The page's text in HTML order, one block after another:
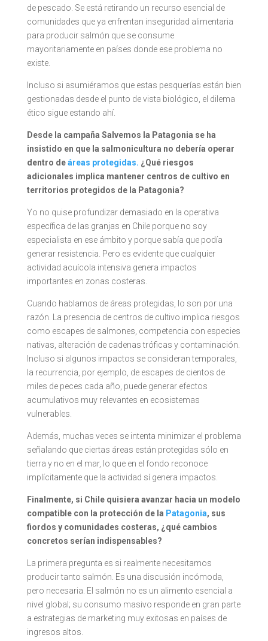
de pescado. Se está retirando un recurso esencial de
comunidades que ya enfrentan inseguridad alimentaria
para producir salmón que se consume
mayoritariamente en países donde ese problema no
existe.
Incluso si asumiéramos que estas pesquerías están bien
gestionadas desde el punto de vista biológico, el dilema
ético sigue estando ahí.
Desde la campaña Salvemos la Patagonia se ha
insistido en que la salmonicultura no debería operar
dentro deáreas protegidas. ¿Qué riesgos
adicionales implica mantener centros de cultivo en
territorios protegidos de la Patagonia?
Yo no quise profundizar demasiado en la operativa
específica de las granjas en Chile porque no soy
especialista en ese ámbito y porque sabía que podía
generar resistencia. Pero es evidente que cualquier
actividad acuícola intensiva genera impactos
importantes en zonas costeras.
Cuando hablamos de áreas protegidas, lo son por una
razón. La presencia de centros de cultivo implica riesgos
como escapes de salmones, competencia con especies
nativas, alteración de cadenas tróficas y contaminación.
Incluso si algunos impactos se consideran temporales,
la recurrencia, por ejemplo, de escapes de cientos de
miles de peces cada año, puede generar efectos
acumulativos muy relevantes en ecosistemas
vulnerables.
Además, muchas veces se intenta minimizar el problema
señalando que ciertas áreas están protegidas sólo en
tierra y no en el mar, lo que en el fondo reconoce
implícitamente que la actividad sí genera impactos.
Finalmente, si Chile quisiera avanzar hacia un modelo
compatible con la protección de la Patagonia, sus
fiordos y comunidades costeras, ¿qué cambios
concretos serían indispensables?
La primera pregunta es si realmente necesitamos
producir tanto salmón. Es una discusión incómoda,
pero necesaria. El salmón no es un alimento esencial a
nivel global; su consumo masivo responde en gran parte
a estrategias de marketing muy exitosas en países de
ingresos altos.